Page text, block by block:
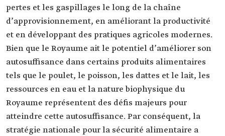
pertes et les gaspillages le long de la chaîne
d’approvisionnement, en améliorant la productivité
et en développant des pratiques agricoles modernes.
Bien que le Royaume ait le potentiel d’améliorer son
autosuffisance dans certains produits alimentaires
tels que le poulet, le poisson, les dattes et le lait, les
ressources en eau et la nature biophysique du
Royaume représentent des défis majeurs pour
atteindre cette autosuffisance. Par conséquent, la
stratégie nationale pour la sécurité alimentaire a